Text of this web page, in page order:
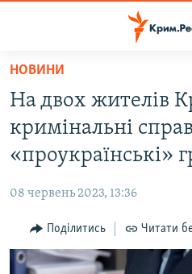
Перейти
основного
матеріалу
Перейти
до
основної
навігації
Перейти
до
пошуку
ВОДА.КРИМ
ВІДЕО ТА ФОТО
БЛОГИ
ПОГЛЯД
ІНТЕРВ'Ю
НОВИНИ
На двох жителів
кримінальні
«проукраїнські»
08 червень 2023, 13:36
Поділитись Читати